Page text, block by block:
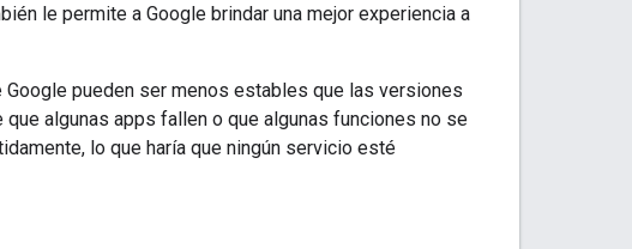
le permite a Google brindar una mejor experiencia a
pueden ser menos estables que las versiones
algunas apps fallen o que algunas funciones no se
lo que haría que ningún servicio esté